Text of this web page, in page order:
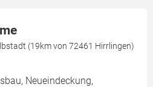
(19km von 72461 Hirrlingen)
Neueindeckung,